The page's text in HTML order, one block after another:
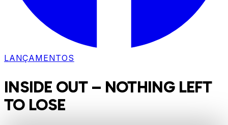
LANÇAMENTOS
INSIDE OUT – NOTHING LEFT
TO LOSE